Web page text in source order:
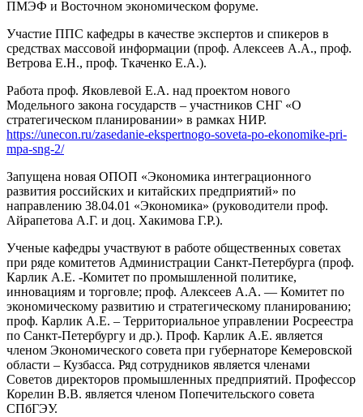
ПМЭФ и Восточном экономическом форуме.
Участие ППС кафедры в качестве экспертов и спикеров в
средствах массовой информации (проф. Алексеев А.А., проф.
Ветрова Е.Н., проф. Ткаченко Е.А.).
Работа проф. Яковлевой Е.А. над проектом нового
Модельного закона государств – участников СНГ «О
стратегическом планировании» в рамках НИР.
https://unecon.ru/zasedanie-ekspertnogo-soveta-po-ekonomike-pri-
mpa-sng-2/
Запущена новая ОПОП «Экономика интеграционного
развития российских и китайских предприятий» по
направлению 38.04.01 «Экономика» (руководители проф.
Айрапетова А.Г. и доц. Хакимова Г.Р.).
Ученые кафедры участвуют в работе общественных советах
при ряде комитетов Администрации Санкт-Петербурга (проф.
Карлик А.Е. -Комитет по промышленной политике,
инновациям и торговле; проф. Алексеев А.А. — Комитет по
экономическому развитию и стратегическому планированию;
проф. Карлик А.Е. – Территориальное управлении Росреестра
по Санкт-Петербургу и др.). Проф. Карлик А.Е. является
членом Экономического совета при губернаторе Кемеровской
области – Кузбасса. Ряд сотрудников является членами
Советов директоров промышленных предприятий. Профессор
Корелин В.В. является членом Попечительского совета
СПбГЭУ.